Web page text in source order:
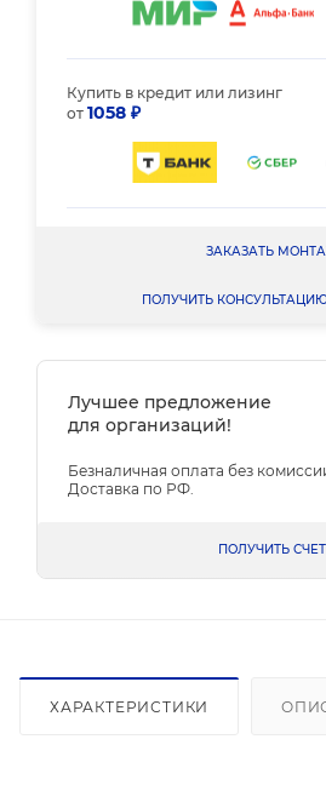
Купить в кредит или лизинг
от 1058 ₽
ЗАКАЗАТЬ
ПОЛУЧИТЬ
Лучшее предложение
для организаций!
Безналичная оплата без
Доставка по РФ.
ПОЛУЧИТЬ СЧЕТ
ХАРАКТЕРИСТИКИ